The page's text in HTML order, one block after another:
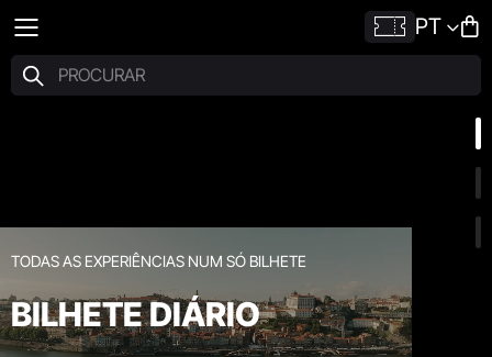
PT
TODAS AS EXPERIÊNCIAS NUM SÓ BILHETE
BILHETE DIÁRIO